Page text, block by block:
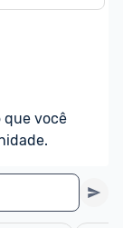
que você